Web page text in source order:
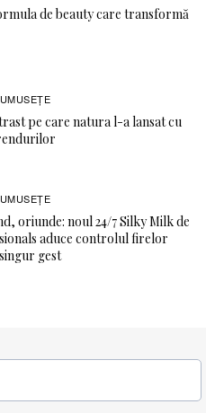
de beauty care transformă
pe care natura l-a lansat cu
oriunde: noul 24/7 Silky Milk de
aduce controlul firelor
gest